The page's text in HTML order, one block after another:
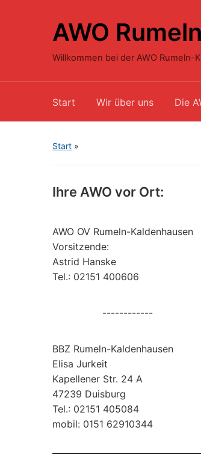
AWO
Willkommen bei der AWO Rumeln-
Start Wir über uns Die
Start »
Ihre AWO vor Ort:
AWO OV Rumeln-Kaldenhausen
Vorsitzende:
Astrid Hanske
Tel.: 02151 400606
------------
BBZ Rumeln-Kaldenhausen
Elisa Jurkeit
Kapellener Str. 24 A
47239 Duisburg
Tel.: 02151 405084
mobil: 0151 62910344